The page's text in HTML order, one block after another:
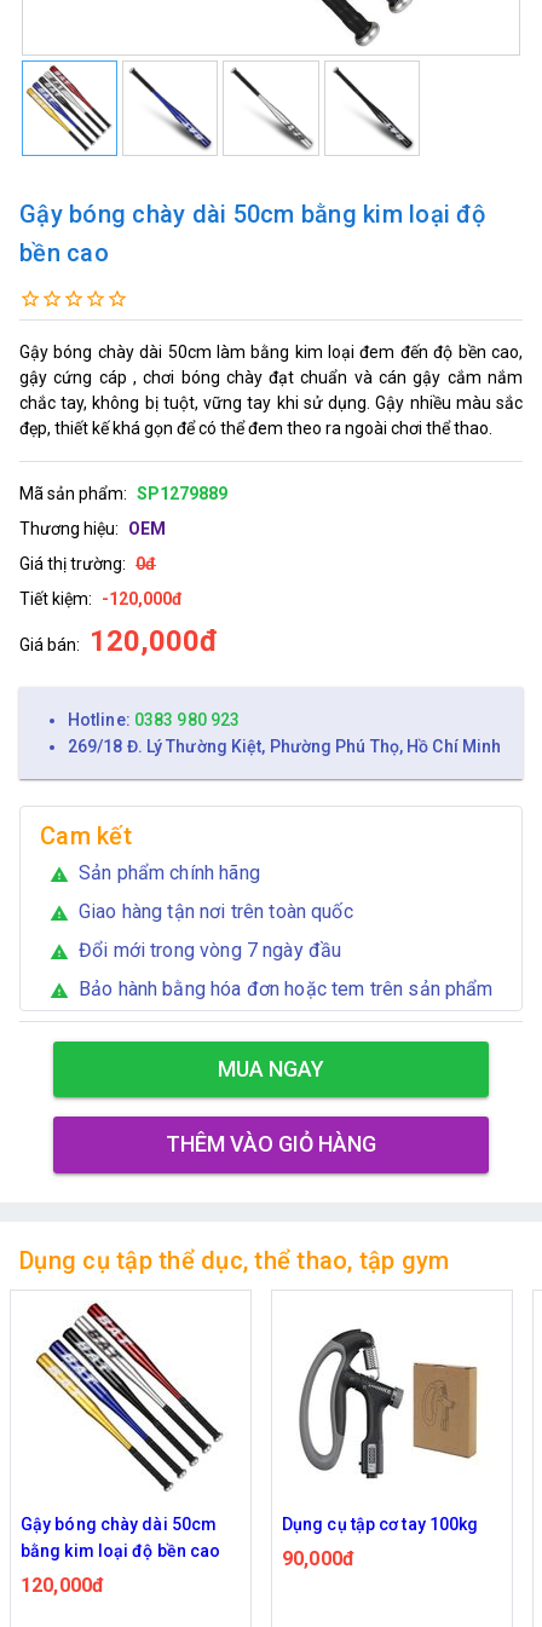
Gậy bóng chày dài 50cm bằng kim loại độ
bền cao
Gậy bóng chày dài 50cm làm bằng kim loại đem đến độ bền cao,
gậy cứng cáp , chơi bóng chày đạt chuẩn và cán gậy cắm nắm
chắc tay, không bị tuột, vững tay khi sử dụng. Gậy nhiều màu sắc
đẹp, thiết kế khá gọn để có thể đem theo ra ngoài chơi thể thao.
Mã sản phẩm: SP1279889
Thương hiệu:
OEM
Giá thị trường: 0đ
Tiết kiệm:
-120,000đ
Giá bán: 120,000đ
Hotline: 0383 980 923
269/18 Đ. Lý Thường Kiệt, Phường Phú Thọ, Hồ Chí Minh
Cam kết
warning Sản phẩm chính hãng
warning Giao hàng tận nơi trên toàn quốc
warning Đổi mới trong vòng 7 ngày đầu
warning Bảo hành bằng hóa đơn hoặc tem trên sản phẩm
MUA NGAY
THÊM VÀO GIỎ HÀNG
Dụng cụ tập thể dục, thể thao, tập gym
Dụng cụ tập cơ tay 100kg
90,000đ
Dụng cụ tập hỗ trợ chống
đẩy push up stand (thiết kế